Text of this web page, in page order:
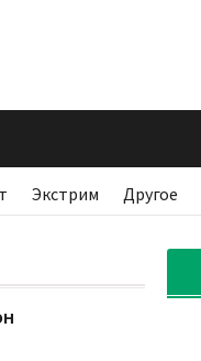
Экстрим Другое